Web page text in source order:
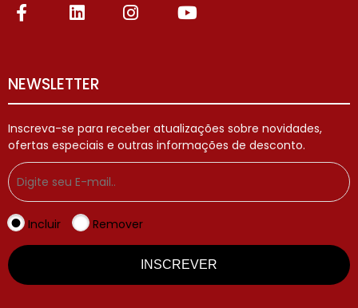
NEWSLETTER
Inscreva-se para receber atualizações sobre novidades,
ofertas especiais e outras informações de desconto.
Incluir Remover
INSCREVER